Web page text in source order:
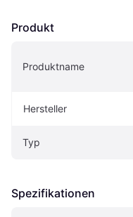
Produkt
Produktname
Hersteller
Typ
Spezifikationen